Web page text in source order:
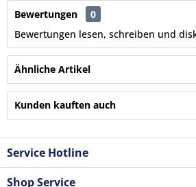
Bewertungen
0
Bewertungen lesen, schreiben und
Ähnliche Artikel
Kunden kauften auch
Service Hotline
Shop Service